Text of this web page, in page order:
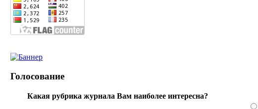
Голосование
Какая рубрика журнала Вам наиболее интересна?